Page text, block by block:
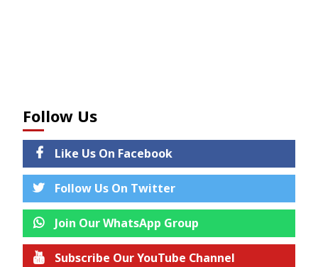
Follow Us
Like Us On Facebook
Follow Us On Twitter
Join Our WhatsApp Group
Subscribe Our YouTube Channel